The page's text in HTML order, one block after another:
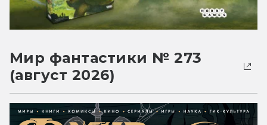
Мир фантастики № 273
(август 2026)